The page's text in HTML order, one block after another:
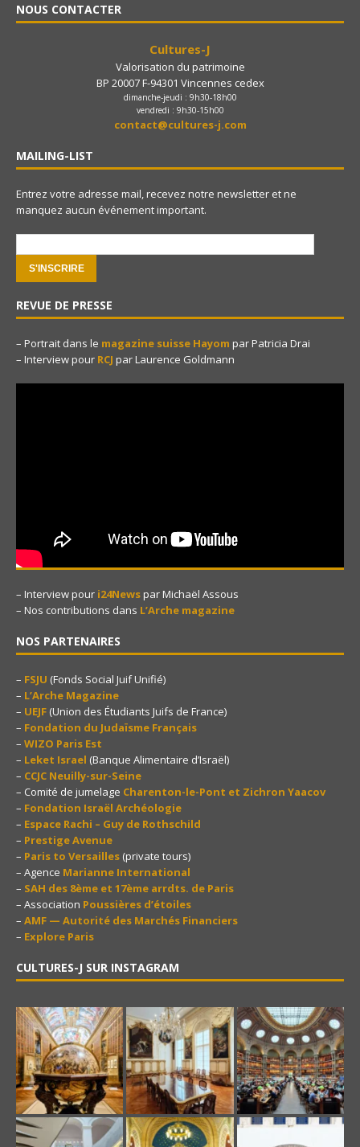
NOUS CONTACTER
Cultures-J
Valorisation du patrimoine
BP 20007 F-94301 Vincennes cedex
dimanche-jeudi : 9h30-18h00
vendredi : 9h30-15h00
contact@cultures-j.com
MAILING-LIST
Entrez votre adresse mail, recevez notre newsletter et ne
manquez aucun événement important.
REVUE DE PRESSE
– Portrait dans le magazine suisse Hayom par Patricia Drai
– Interview pour RCJ par Laurence Goldmann
– Interview pour i24Newspar Michaël Assous
– Nos contributions dans L’Arche magazine
NOS PARTENAIRES
– FSJU (Fonds Social Juif Unifié)
– L’Arche Magazine
– UEJF (Union des Étudiants Juifs de France)
– Fondation du Judaïsme Français
– WIZO Paris Est
– Leket Israel (Banque Alimentaire d’Israël)
– CCJC Neuilly-sur-Seine
– Comité de jumelage Charenton-le-Pont et Zichron Yaacov
– Fondation Israël Archéologie
– Espace Rachi – Guy de Rothschild
– Prestige Avenue
– Paris to Versailles (private tours)
– Agence Marianne International
– SAH des 8ème et 17ème arrdts. de Paris
– Association Poussières d’étoiles
– AMF — Autorité des Marchés Financiers
– Explore Paris
CULTURES-J SUR INSTAGRAM